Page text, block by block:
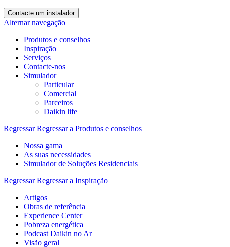
Contacte um instalador
Alternar navegação
Produtos e conselhos
Inspiração
Serviços
Contacte-nos
Simulador
Particular
Comercial
Parceiros
Daikin life
Regressar Regressar a Produtos e conselhos
Nossa gama
As suas necessidades
Simulador de Soluções Residenciais
Regressar Regressar a Inspiração
Artigos
Obras de referência
Experience Center
Pobreza energética
Podcast Daikin no Ar
Visão geral